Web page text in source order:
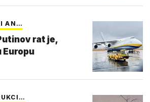
AN…
rat je,
Europu